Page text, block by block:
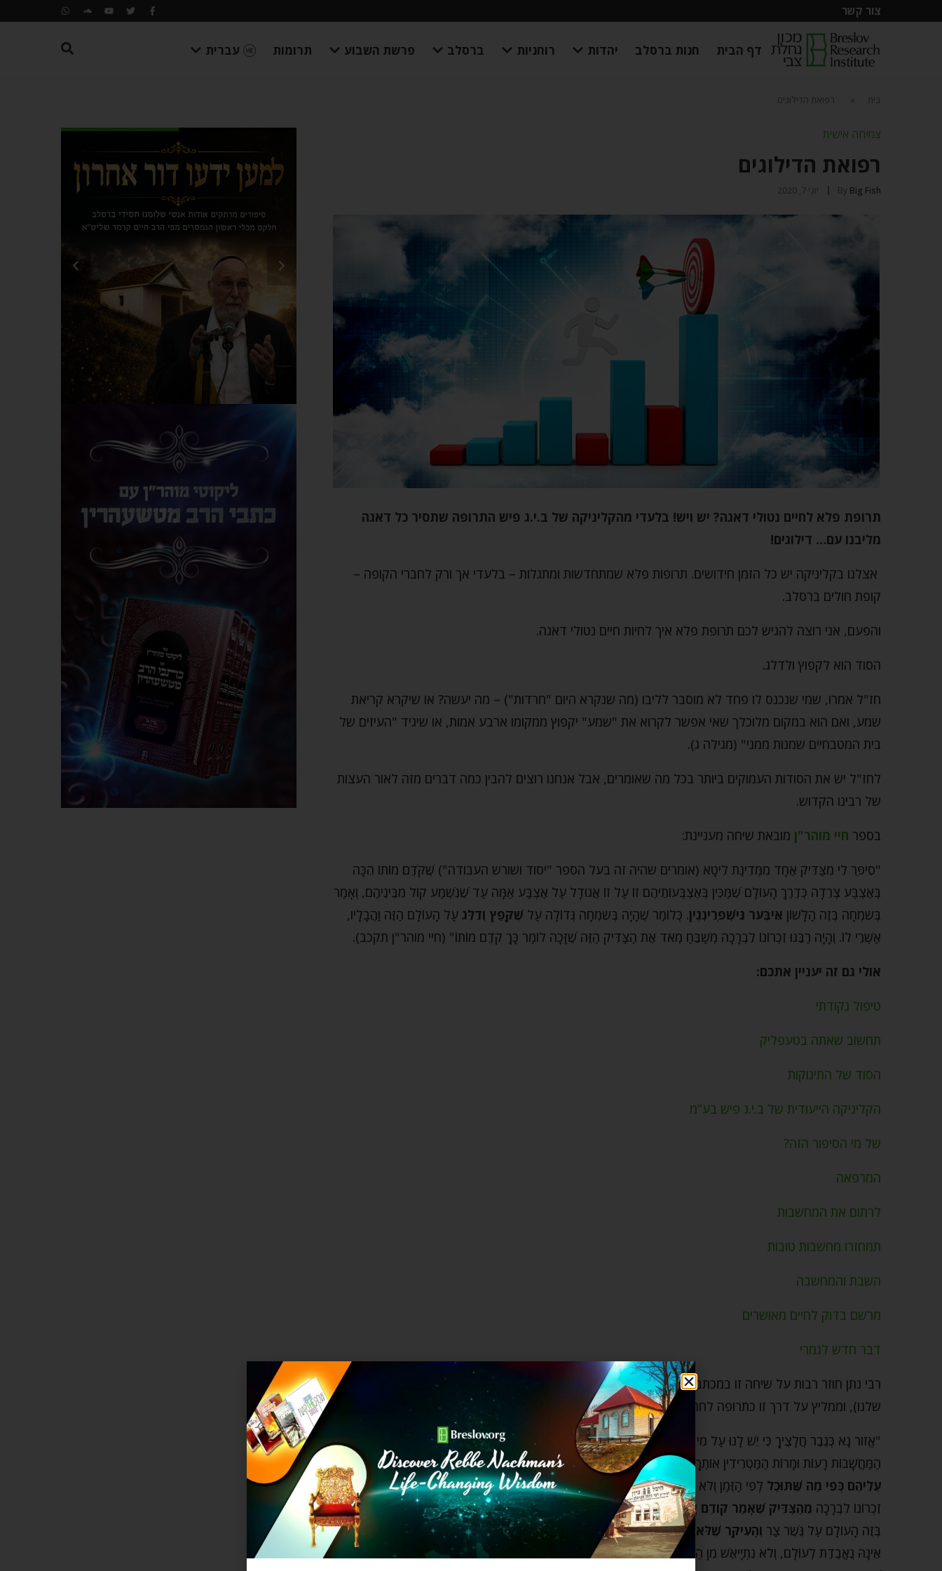
צור קשר
דף הבית חנות ברסלב יהדות רוחניות ברסלב פרשת השבוע תרומות עברית
בית רפואת הדילוגים
צמיחה אישית
רפואת הדילוגים
By Big Fish יוני 7, 2020
תרופת פלא לחיים נטולי דאגה? יש ויש! בלעדי מהקליניקה של ב.י.ג פיש התרופה שתסיר כל דאגה
מליבנו עם… דילוגים!
אצלנו בקליניקה יש כל הזמן חידושים. תרופות פלא שמתחדשות ומתגלות – בלעדי אך ורק לחברי הקופה –
קופת חולים ברסלב.
והפעם, אני רוצה להגיש לכם תרופת פלא איך לחיות חיים נטולי דאגה.
הסוד הוא לקפוץ ולדלג.
חז"ל אמרו, שמי שנכנס לו פחד לא מוסבר לליבו (מה שנקרא היום "חרדות") – מה יעשה? או שיקרא קריאת
שמע, ואם הוא במקום מלוכלך שאי אפשר לקרוא את "שמע" יקפוץ ממקומו ארבע אמות, או שיגיד "העיזים של
בית המטבחיים שמנות ממני" (מגילה ג).
לחז"ל יש את הסודות העמוקים ביותר בכל מה שאומרים, אבל אנחנו רוצים להבין כמה דברים מזה לאור העצות
של רבינו הקדוש.
בספר חיי מוהר"ן מובאת שיחה מעניינת:
"סִיפֵּר לִי מִצַּדִּיק אֶחָד מִמְּדִינַת לִיטָא (אומרים שהיה זה בעל הספר "יסוד ושורש העבודה") שֶׁקֹּדֶם מוֹתוֹ הִכָּה
בְּאֶצְבַּע צְרֵדָה כְּדֶרֶךְ הָעוֹלָם שֶׁמַּכִּין בְּאֶצְבְּעוֹתֵיהֶם זוֹ עַל זוֹ אֲגוּדָל עַל אֶצְבַּע אַמָּה עַד שֶׁנִּשְׁמַע קוֹל מִבֵּינֵיהֶם, וְאָמַר
בְּשִֹמְחָה בְּזֶה הַלָּשׁוֹן אִיבֶּער גִּישְׁפְּרִינְגֶין. כְּלוֹמַר שֶׁהָיָה בְּשִֹמְחָה גְּדוֹלָה עַל שֶׁקָּפַץ וְדִלֵּג עַל הָעוֹלָם הַזֶּה וַהֲבָלָיו,
אַשְׁרֵי לוֹ. וְהָיָה רַבֵּנוּ זִכְרוֹנוֹ לִבְרָכָה מְשַׁבֵּחַ מְאֹד אֶת הַצַּדִּיק הַזֶּה שֶׁזָּכָה לוֹמַר כָּךְ קֹדֶם מוֹתוֹ" (חיי מוהר"ן תקכב).
אולי גם זה יעניין אתכם:
טיפול נקודתי
תחשוב שאתה בטעפליק
הסוד של התינוקות
הקליניקה הייעודית של ב.י.ג פיש בע”מ
של מי הסיפור הזה?
המרפאה
לרתום את המחשבות
תמחזרו מחשבות טובות
השבת והמחשבה
מרשם בדוק לחיים מאושרים
דבר חדש לגמרי
רבי נתן חוזר רבות על שיחה זו במכתביו המובאים בספרעלים לתרופה
(שמשם רוב המרשמים של הקליניקה
שלנו), וממליץ על דרך זו כתרופה לחרדות ופחדים, ונביא דוגמה אחת:
"אֱזֹור נָא כְּגֶבֶר חֲלָצֶיךָ כִּי יֵשׁ לָנוּ עַל מִי לְהִישָּׁעֵן תְּהִילָּה לָאֵ-ל. וְעַל יְדֵי כָּל זֶה תּוּכַל לְהַתְחִיל בְּכָל עֵת לְהִתְגַּבֵּר עַל
הַמַּחֲשָׁבוֹת רָעוֹת וּמָרוֹת הַמַּטְרִידִין אוֹתְךָ בְּכָל עֵת, כִּי עִיקַּר הִתְגַּבְּרוּתָם הוּא עַל יְדֵי עַצְבוּת וּמָרָה שְׁחוֹרָה,רַק תְּדַלֵּג
עֲלֵיהֶם כְּפִי מַה שֶּׁתּוּכַל לְפִי הַזְּמַן וְלא תַּתְחִיל לַחֲשֹׁב כְּלָל וְאַל תִּתְיָירֵא וְאַל תִּפְחַד מֵהֶם וְתִזְכֹּור מַה שֶּׁסִּיפֵּר רַבֵּנוּ
זִכְרוֹנוֹ לִבְרָכָה מֵהַצַּדִּיק שֶׁאָמַר קֹודֶם יְצִיאַת נִשְׁמָתוֹ אִיבֶּיר גִּישְׁפְרִינְגֶין, וְגַם מַה שֶּׁאָמַר שֶׁהָאָדָם צָרִיךְ לַעֲבֹור
בְּזֶה הָעוֹלָם עַל גֶּשֶׁר צַר וְהָעִיקָּר שֶׁלֹּא יִתְפַּחֵד… וּכְבָר הוֹדִיעָנוּ רַבֵּנוּ זִכְרוֹנוֹ לִבְרָכָה שֶׁגַּם צְעָקָה מִשְּׁאוֹל תַּחְתִּיּוֹת
אֵינָהּ נֶאֱבֶדֶת לְעוֹלָם, וְלא נִתְיָיאֵשׁ מִן הַצְּעָקָה לְעוֹלָם,כִּי גָּדוֹל ה' וְאֵין יוֹדְעִין כְּלָל
וְכוּ'. וְכָל אֵלּוּ הַדִּיבּוּרִים אֲמִתִּיִּים